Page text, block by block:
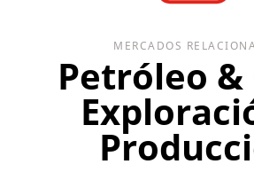
MERCADOS
Petróleo &